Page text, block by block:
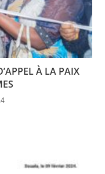
À LA PAIX